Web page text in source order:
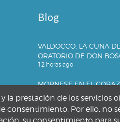
Blog
VALDOCCO, LA CUNA
ORATORIO DE DON
12 horas ago
MORNESE EN EL
prestación de los servicios
Por ello, no